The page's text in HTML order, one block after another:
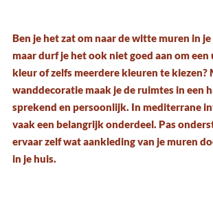
Ben je het zat om naar de witte muren in
maar durf je het ook niet goed aan om
kleur of zelfs meerdere kleuren te kiezen?
wanddecoratie maak je de ruimtes in een
sprekend en persoonlijk. In mediterrane
vaak een belangrijk onderdeel. Pas
ervaar zelf wat aankleding van je muren
in je huis.